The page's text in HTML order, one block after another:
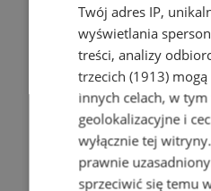
Twój adres IP,
wyświetlania
treści, analizy
trzecich (1913)
innych celach, w
geolokalizacyjne i
wyłącznie tej
prawnie
sprzeciwić się temu